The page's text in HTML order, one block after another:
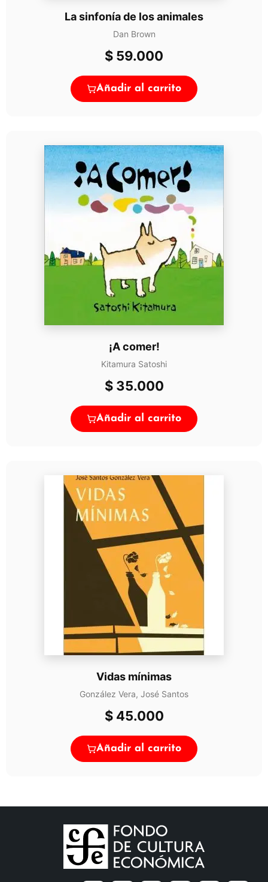
La sinfonía de los animales
Dan Brown
$ 59.000
Añadir al carrito
¡A comer!
Kitamura Satoshi
$35.000
Añadir al carrito
Vidas mínimas
González Vera, José Santos
$45.000
Añadir al carrito